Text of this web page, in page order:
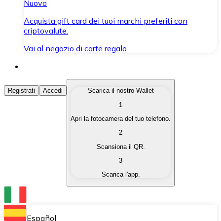
Nuovo
Acquista gift card dei tuoi marchi preferiti con
criptovalute.
Vai al negozio di carte regalo
Acquista Criptovalute
Acquista le criptovalute che ti interessano in modo
Converti le tue criptovalute in valuta fiat quando ne
Scambia una criptovaluta con un'altra
Conserva le tue cripto in un Wallet self-custodial.
Registrati Accedi
Scarica il nostro Wallet
1
Apri la fotocamera del tuo telefono.
2
Scansiona il QR.
3
Scarica l'app.
Español